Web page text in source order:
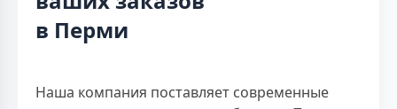
в Перми
Наша компания поставляет современные